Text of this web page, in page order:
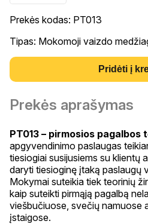
Prekės kodas: PT013
Tipas: Mokomoji vaizdo
Pridėti į
Prekės aprašymas
PT013 – pirmosios pagalbos
apgyvendinimo paslaugas
tiesiogiai susijusiems su klientų
daryti tiesioginę įtaką paslaugų
Mokymai suteikia tiek teorinių
kaip suteikti pirmąją pagalbą
viešbučiuose, svečių namuose
įstaigose.